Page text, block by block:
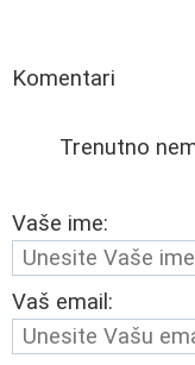
Komentari
Trenutno
Vaše ime:
Vaš email: